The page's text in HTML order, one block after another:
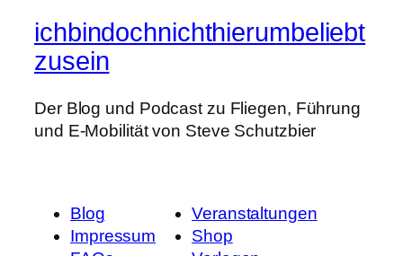
ichbindochnichthierumbeliebt
zusein
Der Blog und Podcast zu Fliegen, Führung
und E-Mobilität von Steve Schutzbier
Blog
Impressum
Veranstaltungen
Shop